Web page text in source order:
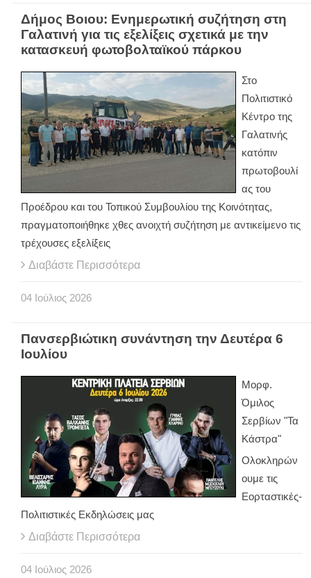
Δήμος Βοιου: Ενημερωτική συζήτηση στη
Γαλατινή για τις εξελίξεις σχετικά με την
κατασκευή φωτοβολταϊκού πάρκου
Στο
Πολιτιστικό
Κέντρο της
Γαλατινής
κατόπιν
πρωτοβουλί
ας του
Προέδρου και του Τοπικού Συμβουλίου της Κοινότητας,
πραγματοποιήθηκε χθες ανοιχτή συζήτηση με αντικείμενο τις
τρέχουσες εξελίξεις
Διαβάστε Περισσότερα
04 Ιούλιος 2026
Πανσερβιώτικη συνάντηση την Δευτέρα 6
Ιουλίου
Μορφ.
Όμιλος
Σερβίων "Τα
Κάστρα"
Ολοκληρών
ουμε τις
Εορταστικές-
Πολιτιστικές Εκδηλώσεις μας
Διαβάστε Περισσότερα
04 Ιούλιος 2026